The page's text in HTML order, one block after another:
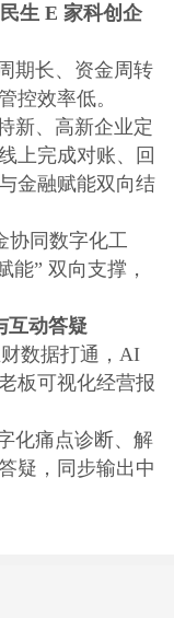
生 E 家科创企
期长、资金周转
控效率低。
新、高新企业定
上完成对账、回
金融赋能双向结
协同数字化工
能” 双向支撑，
互动答疑
数据打通，AI
板可视化经营报
化痛点诊断、解
疑，同步输出中